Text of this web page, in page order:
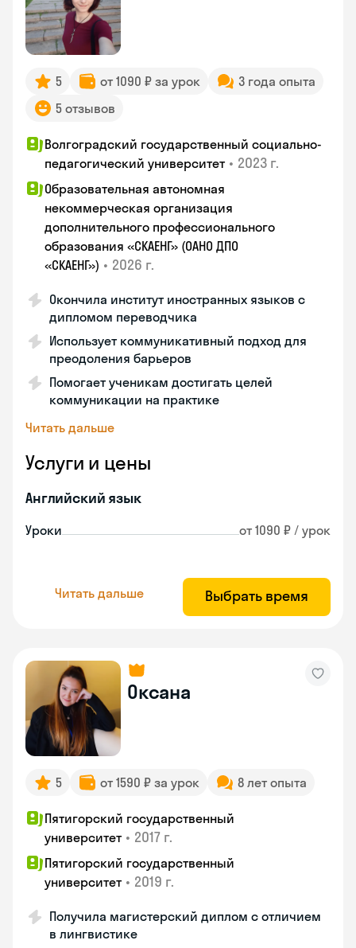
5 от 1090 ₽ за урок
3 года опыта
5 отзывов
Волгоградский государственный социально-
педагогический университет • 2023 г.
Образовательная автономная
некоммерческая организация
дополнительного профессионального
образования «СКАЕНГ» (ОАНО ДПО
«СКАЕНГ») • 2026 г.
Окончила институт иностранных языков с
дипломом переводчика
Использует коммуникативный подход для
преодоления барьеров
Помогает ученикам достигать целей
коммуникации на практике
Читать дальше
Услуги и цены
Английский язык
Уроки от 1090 ₽ / урок
Читать дальше Выбрать время
Оксана
5 от 1590 ₽ за урок 8 лет опыта
Пятигорский государственный
университет • 2017 г.
Пятигорский государственный
университет • 2019 г.
Получила магистерский диплом с отличием
в лингвистике